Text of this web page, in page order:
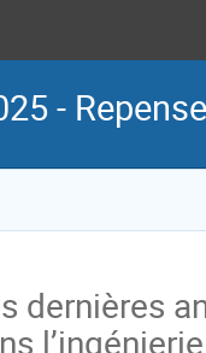
-
dernières